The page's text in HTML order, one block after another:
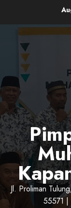
content
Jl. Proliman
55571 |